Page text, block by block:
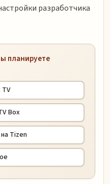
разработчика
планируете
Box
Tizen